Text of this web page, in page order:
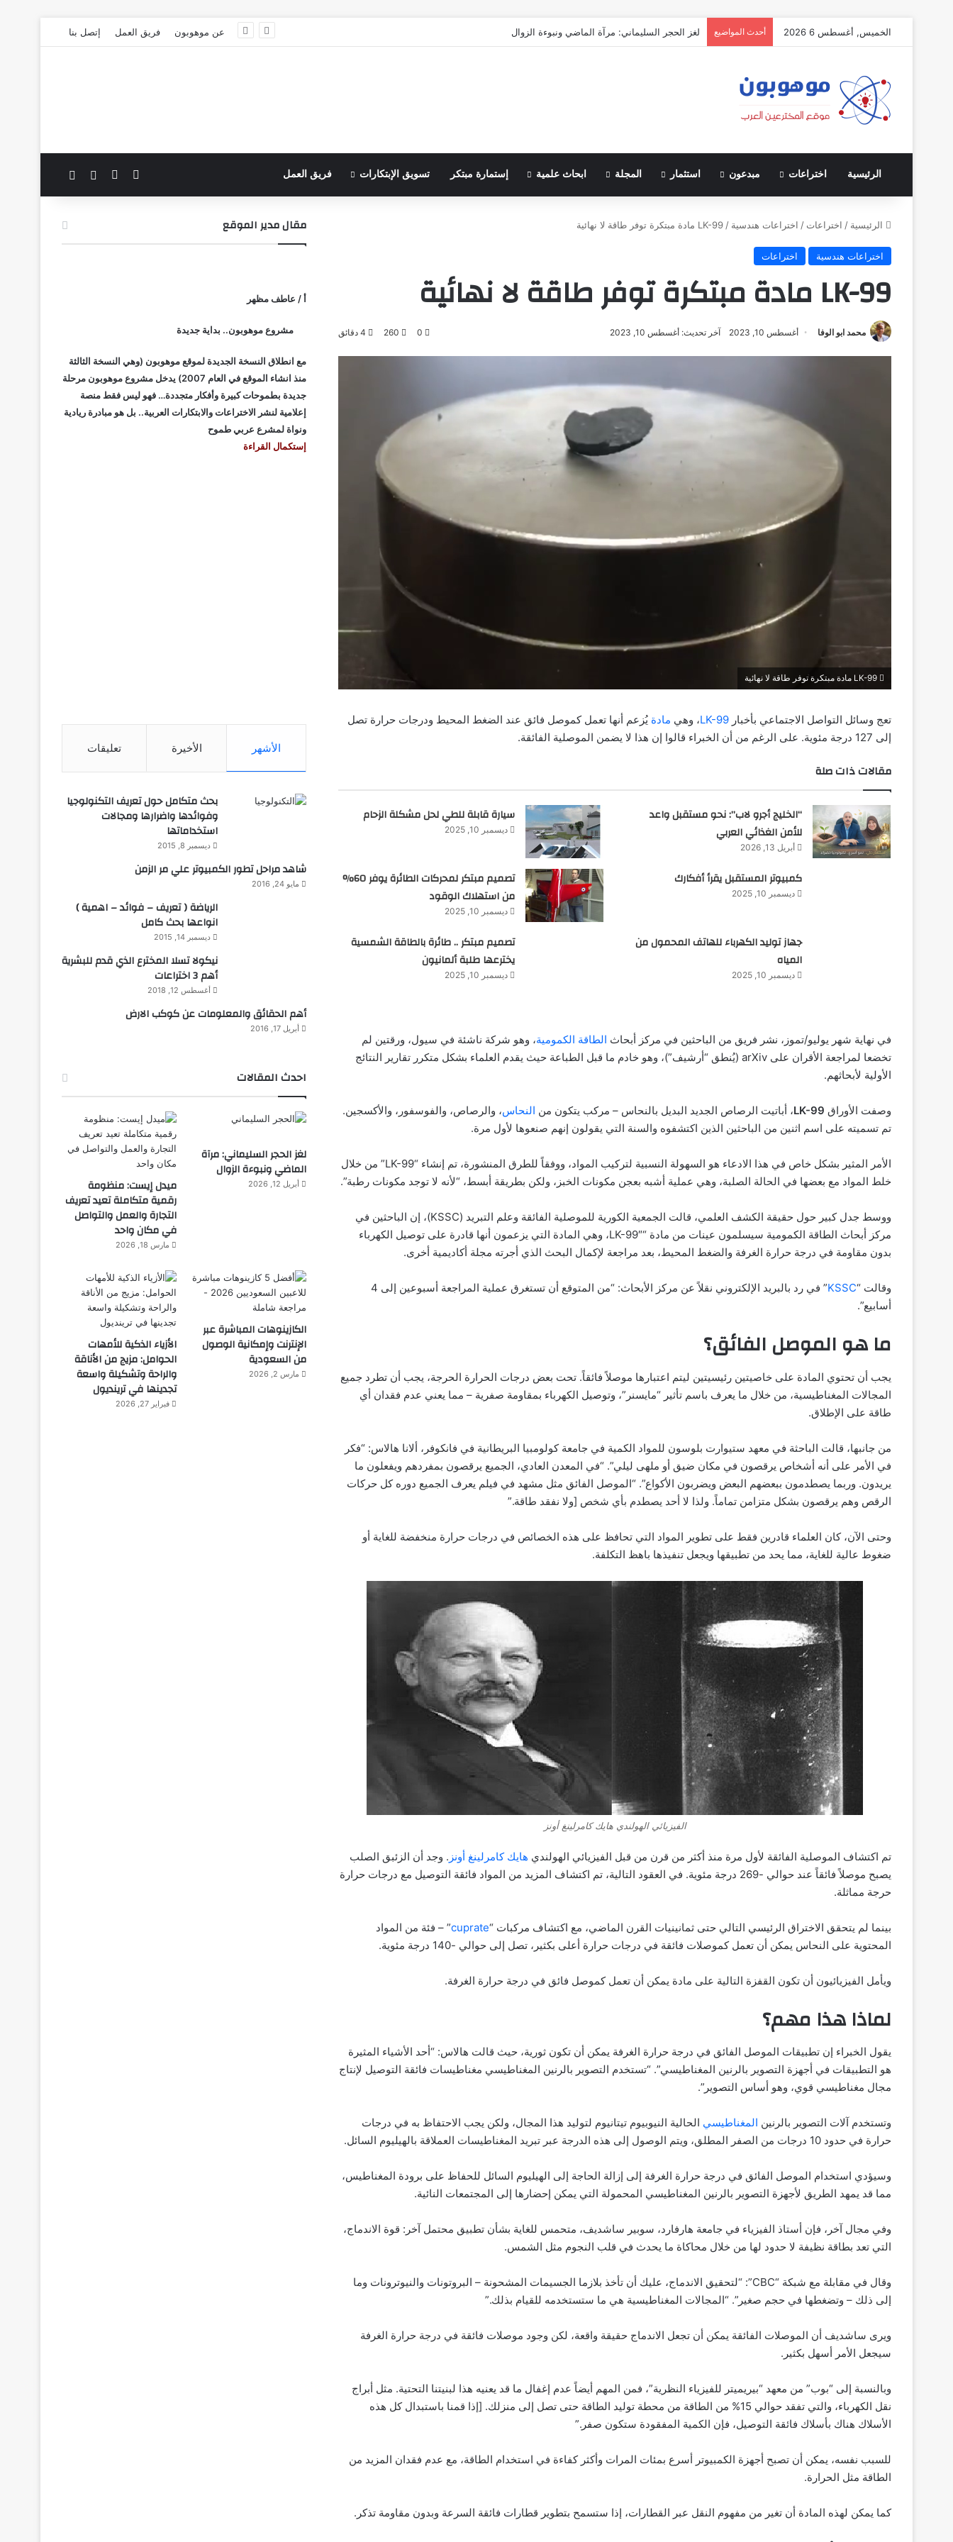
الخميس, أغسطس 6 2026 أحدث المواضيع لغز الحجر السليماني: مرآة الماضي ونبوءة الزوال عن موهوبون فريق العمل إتصل بنا
الرئيسية اختراعات مبدعون استثمار المجلة ابحاث علمية إستمارة مبتكر تسويق الإبتكارات فريق العمل فيسبوك الوضع المظلم
الرئيسية / اختراعات / اختراعات هندسية / LK-99 مادة مبتكرة توفر طاقة لا نهائية
اختراعات هندسية اختراعات
LK-99 مادة مبتكرة توفر طاقة لا نهائية
محمد ابو الوفا أغسطس 10, 2023 آخر تحديث: أغسطس 10, 2023 0
260
تعج وسائل التواصل الاجتماعي بأخبار LK-99، وهي مادة يُزعم أنها تعمل كموصل فائق عند الضغط المحيط ودرجات حرارة تصل
إلى 127 درجة مئوية. على الرغم من أن الخبراء قالوا إن هذا لا يضمن الموصلية الفائقة.
مقالات ذات صلة
“الخليج أجرو لاب”: نحو مستقبل واعد
للأمن الغذائي العربي
أبريل 13, 2026
سيارة قابلة للطي لحل مشكلة الزحام
ديسمبر 10, 2025
كمبيوتر المستقبل يقرأ أفكارك
ديسمبر 10, 2025
تصميم مبتكر لمحركات الطائرة يوفر 60%
من استهلاك الوقود
ديسمبر 10, 2025
جهاز توليد الكهرباء للهاتف المحمول من
المياه
ديسمبر 10, 2025
تصميم مبتكر .. طائرة بالطاقة الشمسية
يخترعها طلبة ألمانيون
ديسمبر 10, 2025
في نهاية شهر يوليو/تموز، نشر فريق من الباحثين في مركز أبحاث الطاقة الكمومية، وهو شركة ناشئة في سيول، ورقتين لم
تخضعا لمراجعة الأقران على arXiv (يُنطق “أرشيف”)، وهو خادم ما قبل الطباعة حيث يقدم العلماء بشكل متكرر تقارير النتائج
الأولية لأبحاثهم.
وصفت الأوراق LK-99، أباتيت الرصاص الجديد البديل بالنحاس – مركب يتكون من النحاس، والرصاص، والفوسفور، والأكسجين.
تم تسميته على اسم اثنين من الباحثين الذين اكتشفوه والسنة التي يقولون إنهم صنعوها لأول مرة.
الأمر المثير بشكل خاص في هذا الادعاء هو السهولة النسبية لتركيب المواد، ووفقاً للطرق المنشورة، تم إنشاء “LK-99” من خلال
خلط المواد مع بعضها في الحالة الصلبة، وهي عملية أشبه بعجن مكونات الخبز، ولكن بطريقة أبسط، “لأنه لا توجد مكونات رطبة”.
ووسط جدل كبير حول حقيقة الكشف العلمي، قالت الجمعية الكورية للموصلية الفائقة وعلم التبريد (KSSC)، إن الباحثين في
مركز أبحاث الطاقة الكمومية سيسلمون عينات من مادة “LK-99″، وهي المادة التي يزعمون أنها قادرة على توصيل الكهرباء
بدون مقاومة في درجة حرارة الغرفة والضغط المحيط، بعد مراجعة لإكمال البحث الذي أجرته مجلة أكاديمية أخرى.
وقالت “KSSC
” في رد بالبريد الإلكتروني نقلاً عن مركز الأبحاث: “من المتوقع أن تستغرق عملية المراجعة أسبوعين إلى 4
أسابيع”.
ما هو الموصل الفائق؟
يجب أن تحتوي المادة على خاصيتين رئيسيتين ليتم اعتبارها موصلاً فائقاً. تحت بعض درجات الحرارة الحرجة، يجب أن تطرد جميع
المجالات المغناطيسية، من خلال ما يعرف باسم تأثير “مايسنر”، وتوصيل الكهرباء بمقاومة صفرية – مما يعني عدم فقدان أي
طاقة على الإطلاق.
من جانبها، قالت الباحثة في معهد ستيوارت بلوسون للمواد الكمية في جامعة كولومبيا البريطانية في فانكوفر، ألانا هالاس: “فكر
في الأمر على أنه أشخاص يرقصون في مكان ضيق أو ملهى ليلي”. “في المعدن العادي، الجميع يرقصون بمفردهم ويفعلون ما
يريدون. وربما يصطدمون ببعضهم البعض ويضربون الأكواع”. “الموصل الفائق مثل مشهد في فيلم يعرف الجميع دوره كل حركات
الرقص وهم يرقصون بشكل متزامن تماماً. ولذا لا أحد يصطدم بأي شخص [ولا نفقد طاقة.”
وحتى الآن، كان العلماء قادرين فقط على تطوير المواد التي تحافظ على هذه الخصائص في درجات حرارة منخفضة للغاية أو
ضغوط عالية للغاية، مما يحد من تطبيقها ويجعل تنفيذها باهظ التكلفة.
الفيزيائي الهولندي هايك كامرلينغ أونز
تم اكتشاف الموصلية الفائقة لأول مرة منذ أكثر من قرن من قبل الفيزيائي الهولندي هايك كامرلينغ أونز . وجد أن الزئبق الصلب
يصبح موصلاً فائقاً عند حوالي -269 درجة مئوية. في العقود التالية، تم اكتشاف المزيد من المواد فائقة التوصيل مع درجات حرارة
حرجة مماثلة.
بينما لم يتحقق الاختراق الرئيسي التالي حتى ثمانينيات القرن الماضي، مع اكتشاف مركبات “cuprate” – فئة من المواد
المحتوية على النحاس يمكن أن تعمل كموصلات فائقة في درجات حرارة أعلى بكثير، تصل إلى حوالي -140 درجة مئوية.
ويأمل الفيزيائيون أن تكون القفزة التالية على مادة يمكن أن تعمل كموصل فائق في درجة حرارة الغرفة.
لماذا هذا مهم؟
يقول الخبراء إن تطبيقات الموصل الفائق في درجة حرارة الغرفة يمكن أن تكون ثورية، حيث قالت هالاس: “أحد الأشياء المثيرة
هو التطبيقات في أجهزة التصوير بالرنين المغناطيسي”. “تستخدم التصوير بالرنين المغناطيسي مغناطيسات فائقة التوصيل لإنتاج
مجال مغناطيسي قوي، وهو أساس التصوير”.
وتستخدم آلات التصوير بالرنين المغناطيسي الحالية النيوبيوم تيتانيوم لتوليد هذا المجال، ولكن يجب الاحتفاظ به في درجات
حرارة في حدود 10 درجات من الصفر المطلق، ويتم الوصول إلى هذه الدرجة عبر تبريد المغناطيسات العملاقة بالهيليوم السائل.
وسيؤدي استخدام الموصل الفائق في درجة حرارة الغرفة إلى إزالة الحاجة إلى الهيليوم السائل للحفاظ على برودة المغناطيس،
مما قد يمهد الطريق لأجهزة التصوير بالرنين المغناطيسي المحمولة التي يمكن إحضارها إلى المجتمعات النائية.
وفي مجال آخر، فإن أستاذ الفيزياء في جامعة هارفارد، سوبير ساشديف، متحمس للغاية بشأن تطبيق محتمل آخر: قوة الاندماج،
التي تعد بطاقة نظيفة لا حدود لها من خلال محاكاة ما يحدث في قلب النجوم مثل الشمس.
وقال في مقابلة مع شبكة “CBC”: “لتحقيق الاندماج، عليك أن تأخذ بلازما الجسيمات المشحونة – البروتونات والنيوترونات وما
إلى ذلك – وتضغطها في حجم صغير”. “المجالات المغناطيسية هي ما ستستخدمه للقيام بذلك.”
ويرى ساشديف أن الموصلات الفائقة يمكن أن تجعل الاندماج حقيقة واقعة، لكن وجود موصلات فائقة في درجة حرارة الغرفة
سيجعل الأمر أسهل بكثير.
وبالنسبة إلى “بوب” من معهد “بيريميتر للفيزياء النظرية”، فمن المهم أيضاً عدم إغفال ما قد يعنيه هذا لبنيتنا التحتية. مثل أبراج
نقل الكهرباء، والتي تفقد حوالي 15% من الطاقة من محطة توليد الطاقة حتى تصل إلى منزلك. [إذا قمنا باستبدال كل هذه
الأسلاك هناك بأسلاك فائقة التوصيل، فإن الكمية المفقودة ستكون صفر.”
للسبب نفسه، يمكن أن تصبح أجهزة الكمبيوتر أسرع بمئات المرات وأكثر كفاءة في استخدام الطاقة، مع عدم فقدان المزيد من
الطاقة مثل الحرارة.
كما يمكن لهذه المادة أن تغير من مفهوم النقل عبر القطارات، إذا ستسمح بتطوير قطارات فائقة السرعة وبدون مقاومة تذكر.
مقال مدير الموقع
أ / عاطف مظهر
مشروع موهوبون.. بداية جديدة
مع انطلاق النسخة الجديدة لموقع موهوبون (وهي النسخة الثالثة
منذ انشاء الموقع في العام 2007) يدخل مشروع موهوبون مرحلة
جديدة بطموحات كبيرة وأفكار متجددة… فهو ليس فقط منصة
إعلامية لنشر الاختراعات والابتكارات العربية.. بل هو مبادرة ريادية
ونواة لمشرع عربي طموح
إستكمال القراءة
الأشهر الأخيرة تعليقات
بحث متكامل حول تعريف التكنولوجيا
وفوائدها واضرارها ومجالات
استخداماتها
ديسمبر 8, 2015
شاهد مراحل تطور الكمبيوتر علي مر الزمن
مايو 24, 2016
الرياضة ( تعريف – فوائد – اهمية )
انواعها بحث كامل
ديسمبر 14, 2015
نيكولا تسلا المخترع الذي قدم للبشرية
أهم 3 اختراعات
أغسطس 12, 2018
أهم الحقائق والمعلومات عن كوكب الارض
أبريل 17, 2016
احدث المقالات
لغز الحجر السليماني: مرآة
الماضي ونبوءة الزوال
أبريل 12, 2026
ميدل إيست: منظومة
رقمية متكاملة تعيد تعريف
التجارة والعمل والتواصل
في مكان واحد
مارس 18, 2026
الكازينوهات المباشرة عبر
الإنترنت وإمكانية الوصول
من السعودية
مارس 2, 2026
الأزياء الذكية للأمهات
الحوامل: مزيج من الأناقة
والراحة وتشكيلة واسعة
تجدينها في ترينديول
فبراير 27, 2026